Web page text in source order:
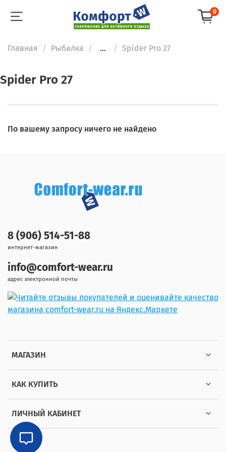
0
Главная Рыбалка ... Spider Pro 27
Spider Pro 27
По вашему запросу ничего не найдено
МАГАЗИН
КАК КУПИТЬ
ЛИЧНЫЙ КАБИНЕТ
8 (906) 514-51-88
интернет-магазин
info@comfort-wear.ru
адрес электронной почты